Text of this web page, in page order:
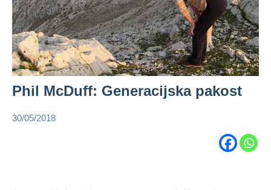
Phil McDuff: Generacijska pakost
30/05/2018